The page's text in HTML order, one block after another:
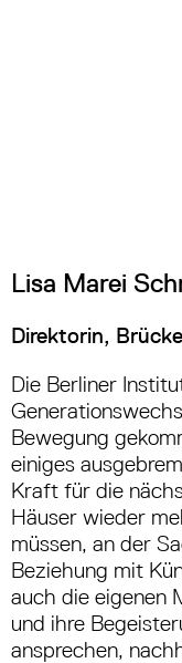
Lisa Marei
Direktorin,
Die Berliner
Bewegung
einiges
Kraft für die
Häuser wieder
müssen, an der
Beziehung mit
auch die eigenen
und ihre
ansprechen,